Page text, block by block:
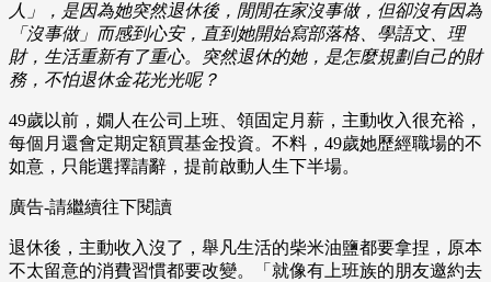
人」，是因為她突然退休後，閒閒在家沒事做，但卻沒有因為
「沒事做」而感到心安，直到她開始寫部落格、學語文、理
財，生活重新有了重心。突然退休的她，是怎麼規劃自己的財
務，不怕退休金花光光呢？
49歲以前，嫺人在公司上班、領固定月薪，主動收入很充裕，
每個月還會定期定額買基金投資。不料，49歲她歷經職場的不
如意，只能選擇請辭，提前啟動人生下半場。
廣告-請繼續往下閱讀
退休後，主動收入沒了，舉凡生活的柴米油鹽都要拿捏，原本
不太留意的消費習慣都要改變。「就像有上班族的朋友邀約去